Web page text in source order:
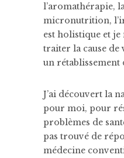
l’aromathérapie,
micronutrition,
est holistique et je
traiter la cause
un rétablissement
J’ai découvert la
pour moi, pour
problèmes de
pas trouvé de
médecine